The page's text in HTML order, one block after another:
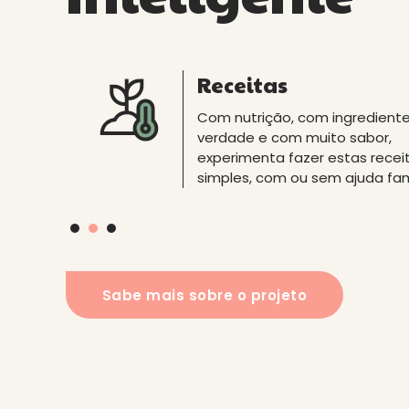
Semáforo
escolhas alimentares,
quando vais às compras. Assim,
distingues os alimentos mais
menos saudáveis.
Receitas
Com nutrição, com
verdade e com muito sabor,
experimenta fazer estas
simples, com ou sem ajuda
É da época
os alimentos locais e da
Consulta o que podes comer
estação ou mês. A natureza é
generosa!
Sabe mais sobre o projeto